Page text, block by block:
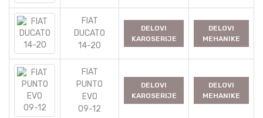
FIAT
DUCATO
14-20
DELOVI
KAROSERIJE
DELOVI
MEHANIKE
FIAT
PUNTO
EVO
09-12
DELOVI
KAROSERIJE
DELOVI
MEHANIKE